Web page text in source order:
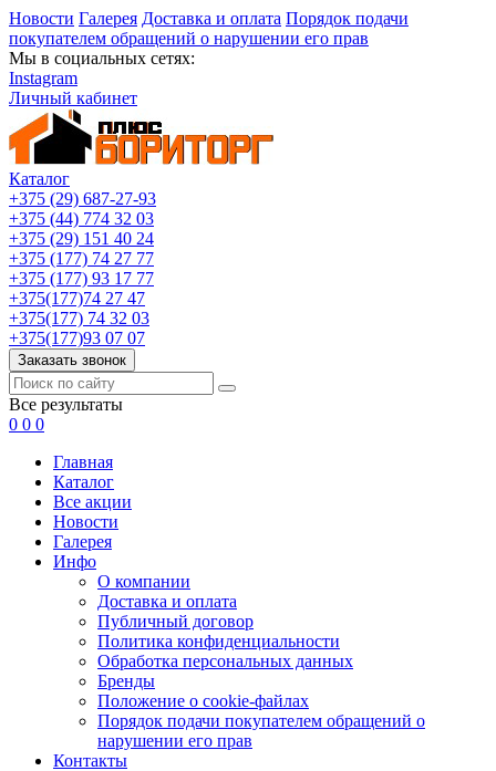
Новости Галерея Доставка и оплата Порядок подачи
покупателем обращений о нарушении его прав
Мы в социальных сетях:
Instagram
Личный кабинет
Каталог
+375 (29) 687-27-93
+375 (44) 774 32 03
+375 (29) 151 40 24
+375 (177) 74 27 77
+375 (177) 93 17 77
+375(177)74 27 47
+375(177) 74 32 03
+375(177)93 07 07
Заказать звонок
Все результаты
0 0 0
Главная
Каталог
Все акции
Новости
Галерея
Инфо
О компании
Доставка и оплата
Публичный договор
Политика конфиденциальности
Обработка персональных данных
Бренды
Положение о cookie-файлах
Порядок подачи покупателем обращений о
нарушении его прав
Контакты